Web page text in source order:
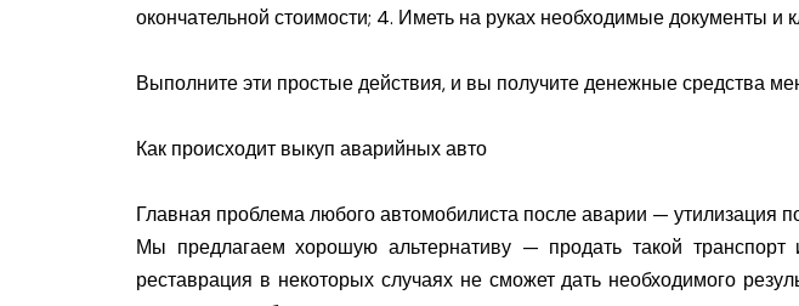
окончательной стоимости; 4. Иметь на руках необходимые документы
Выполните эти простые действия, и вы получите денежные средства
Как происходит выкуп аварийных авто
Главная проблема любого автомобилиста после аварии — утилизация
Мы предлагаем хорошую альтернативу — продать такой
реставрация в некоторых случаях не сможет дать необходимого